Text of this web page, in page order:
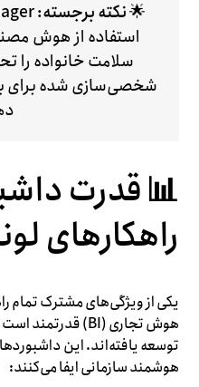
🌟نکته برجسته
استفاده از هوش
سلامت خانواده را
شخصی‌سازی شده برای
راهکارهای
یکی از ویژگی‌های مشترک تمام
توسعه یافته‌اند. این
هوشمند سازمانی ایفا می‌کنند: